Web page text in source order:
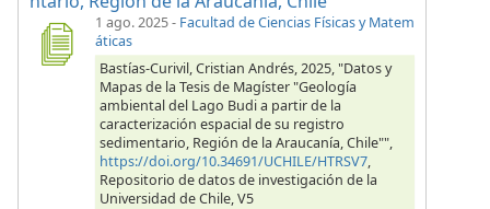
1 ago. 2025- Facultad de Ciencias Físicas y Matem
áticas
Bastías-Curivil, Cristian Andrés, 2025, "Datos y
Mapas de la Tesis de Magíster "Geología
ambiental del Lago Budi a partir de la
caracterización espacial de su registro
sedimentario, Región de la Araucanía, Chile"",
https://doi.org/10.34691/UCHILE/HTRSV7,
Repositorio de datos de investigación de la
Universidad de Chile, V5